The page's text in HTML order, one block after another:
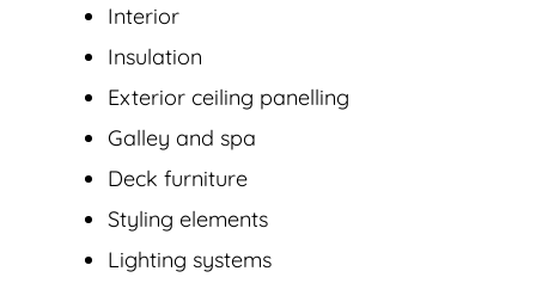
Interior
Insulation
Exterior ceiling panelling
Galley and spa
Deck furniture
Styling elements
Lighting systems